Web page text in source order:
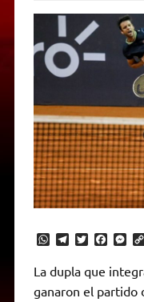
W
a
t
s
T
e
g
T
t
t
F
c
e
b
M
s
e
La dupla que
ganaron el partido